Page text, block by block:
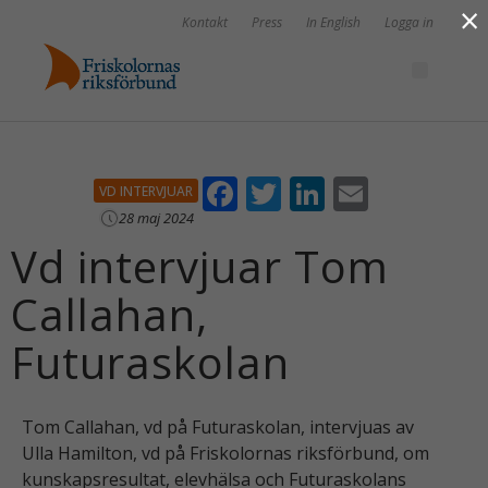
Kontakt Press In English Logga in
VD INTERVJUAR
28 maj 2024
F
e
b
o
T
itt
er
Li
k
e
ai
l
Vd intervjuar Tom
Callahan,
Futuraskolan
Tom Callahan, vd på Futuraskolan, intervjuas av
Ulla Hamilton, vd på Friskolornas riksförbund, om
kunskapsresultat, elevhälsa och Futuraskolans
×